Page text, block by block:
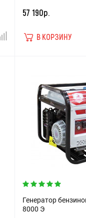
57 190р.
В КОРЗИНУ
Генератор
8000 Э